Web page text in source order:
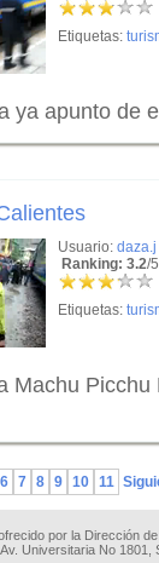
Etiquetas:
ya apunto de
Usuario: daza.j
Ranking: 3.2/
Etiquetas:
Machu
6 7 8 9 10 11
por la Dirección
Av. Universitaria No 1801,